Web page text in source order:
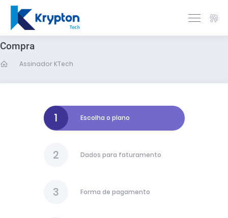
Português
Compra
Assinador KTech
1 Escolha o plano
2 Dados para faturamento
3 Forma de pagamento